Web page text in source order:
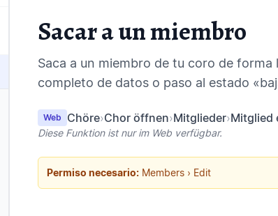
Sacar a un miembro
Saca a un miembro de tu coro de
completo de datos o paso al estado
Web Chöre›Chor öffnen›Mitglieder›Mitglied
Diese Funktion ist nur im Web verfügbar.
Permiso necesario: Members › Edit